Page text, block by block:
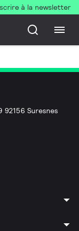
à la newsletter
92156 Suresnes